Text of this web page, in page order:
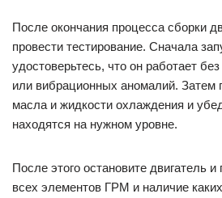
После окончания процесса сборки
провести тестирование. Сначала
удостоверьтесь, что он работает
или вибрационных аномалий. Затем
масла и жидкости охлаждения и
находятся на нужном уровне.
После этого остановите двигатель и
всех элементов ГРМ и наличие